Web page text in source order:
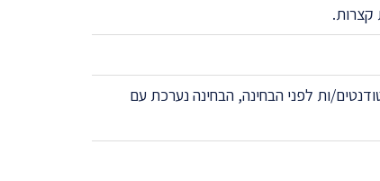
קצרות.
ות לפני הבחינה, הבחינה נערכת עם